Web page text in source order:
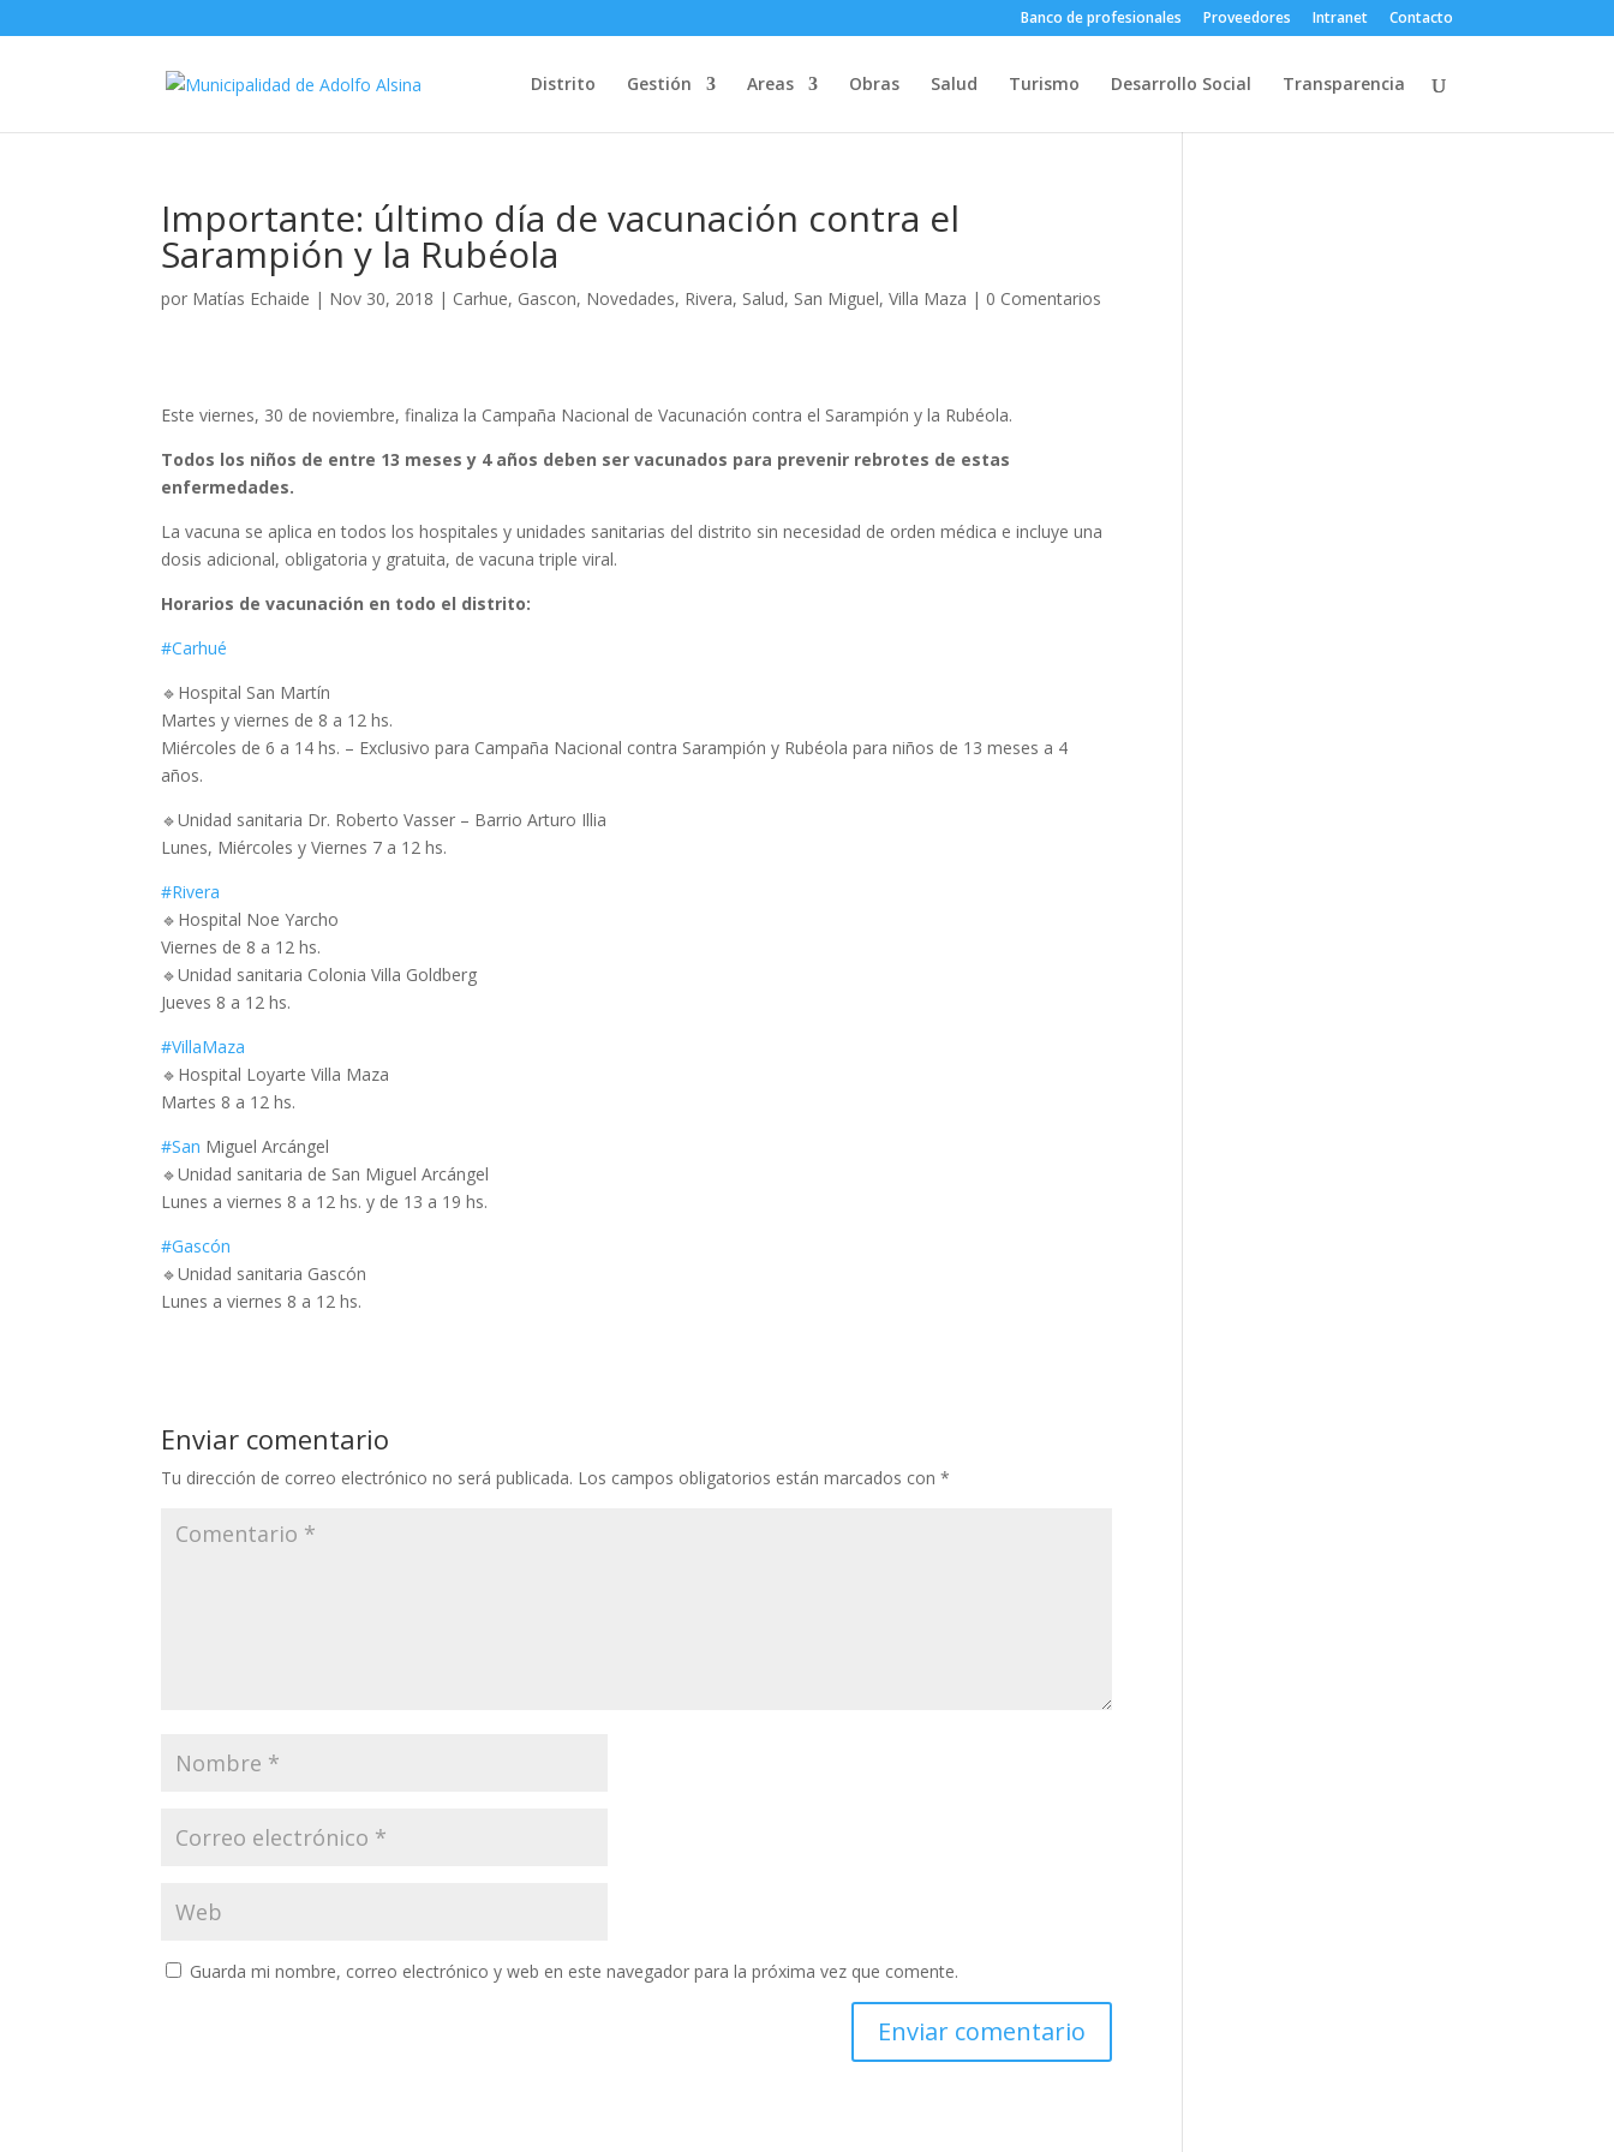
Banco de profesionales Proveedores Intranet Contacto
Distrito Gestión Areas Obras Salud Turismo Desarrollo Social Transparencia
Importante: último día de vacunación contra el
Sarampión y la Rubéola
por Matías Echaide | Nov 30, 2018 | Carhue, Gascon, Novedades, Rivera, Salud, San Miguel,Villa Maza | 0 Comentarios
Este viernes, 30 de noviembre, finaliza la Campaña Nacional de Vacunación contra el Sarampión y la Rubéola.
Todos los niños de entre 13 meses y 4 años deben ser vacunados para prevenir rebrotes de estas
enfermedades.
La vacuna se aplica en todos los hospitales y unidades sanitarias del distrito sin necesidad de orden médica e incluye una
dosis adicional, obligatoria y gratuita, de vacuna triple viral.
Horarios de vacunación en todo el distrito:
#Carhué
🔹Hospital San Martín
Martes y viernes de 8 a 12 hs.
Miércoles de 6 a 14 hs. – Exclusivo para Campaña Nacional contra Sarampión y Rubéola para niños de 13 meses a 4
años.
🔹Unidad sanitaria Dr. Roberto Vasser – Barrio Arturo Illia
Lunes, Miércoles y Viernes 7 a 12 hs.
#Rivera
🔹Hospital Noe Yarcho
Viernes de 8 a 12 hs.
🔹Unidad sanitaria Colonia Villa Goldberg
Jueves 8 a 12 hs.
#VillaMaza
🔹Hospital Loyarte Villa Maza
Martes 8 a 12 hs.
#San Miguel Arcángel
🔹Unidad sanitaria de San Miguel Arcángel
Lunes a viernes 8 a 12 hs. y de 13 a 19 hs.
#Gascón
🔹Unidad sanitaria Gascón
Lunes a viernes 8 a 12 hs.
Enviar comentario
Tu dirección de correo electrónico no será publicada. Los campos obligatorios están marcados con*
Guarda mi nombre, correo electrónico y web en este navegador para la próxima vez que comente.